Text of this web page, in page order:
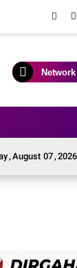
Network
,August 07,2026
Jalan